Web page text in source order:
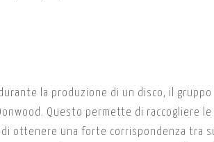
la produzione di un disco, il
Questo permette di raccogliere le
ottenere una forte corrispondenza tra